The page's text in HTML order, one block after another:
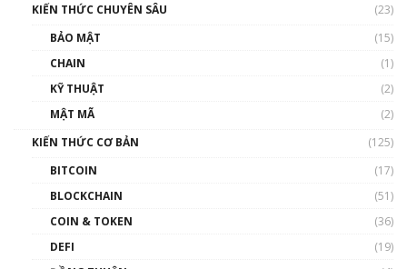
00:43:47
như thể nào?
00:39:31
KIẾN THỨC CHUYÊN SÂU
(23)
BẢO MẬT
(15)
CHAIN
(1)
KỸ THUẬT
(2)
MẬT MÃ
(2)
KIẾN THỨC CƠ BẢN
(125)
BITCOIN
(17)
BLOCKCHAIN
(51)
COIN & TOKEN
(36)
DEFI
(19)